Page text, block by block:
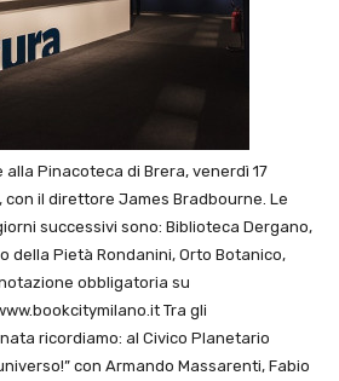
Pinacoteca di Brera, venerdì 17
con il direttore James Bradbourne. Le
successivi sono: Biblioteca Dergano,
della Pietà Rondanini, Orto Botanico,
obbligatoria su
Tra gli
ricordiamo: al Civico Planetario
con Armando Massarenti, Fabio